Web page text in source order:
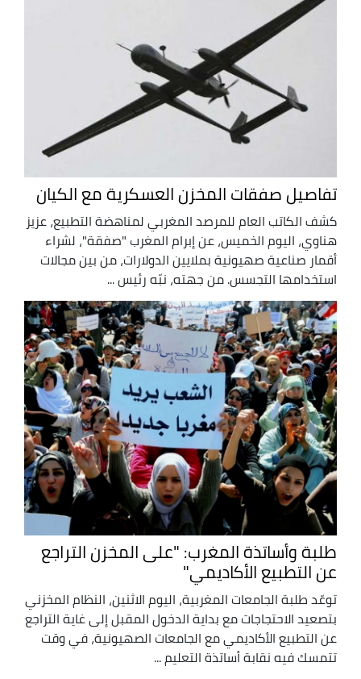
تفاصيل صفقات المخزن العسكرية مع الكيان
كشف الكاتب العام للمرصد المغربي لمناهضة التطبيع، عزيز
هناوي، اليوم الخميس، عن إبرام المغرب "صفقة"، لشراء
أقمار صناعية صهيونية بملايين الدولارات، من بين مجالات
استخدامها التجسس. من جهته، نبّه رئيس ...
طلبة وأساتذة المغرب: "على المخزن التراجع
عن التطبيع الأكاديمي"
توعّد طلبة الجامعات المغربية، اليوم الاثنين، النظام المخزني
بتصعيد الاحتجاجات مع بداية الدخول المقبل إلى غاية التراجع
عن التطبيع الأكاديمي مع الجامعات الصهيونية، في وقت
تتمسك فيه نقابة أساتذة التعليم ...